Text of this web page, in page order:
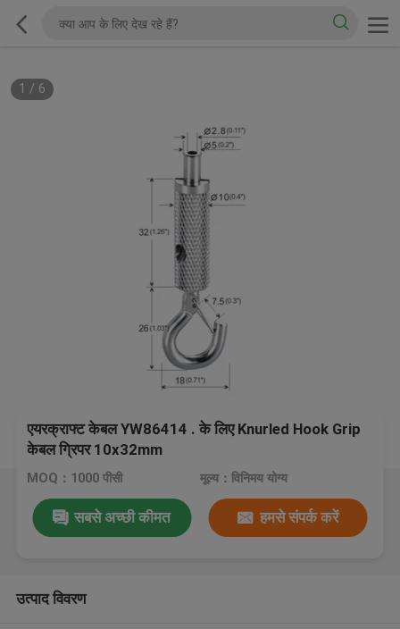
1 / 6
एयरक्राफ्ट केबल YW86414 . के लिए Knurled Hook Grip
केबल ग्रिपर 10x32mm
MOQ：1000 पीसी मूल्य：विनिमय योग्य
सबसे अच्छी कीमत हमसे संपर्क करें
उत्पाद विवरण